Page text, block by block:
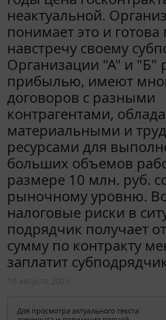
неактуальной.
понимает это и готова
навстречу своему
Организации "А" и "Б"
прибылью, имеют
договоров с разными
контрагентами,
материальными и
ресурсами для
больших объемов
размере 10 млн. руб.
рыночному уровню.
налоговые риски в
подрядчик получает
сумму по контракту
заплатит
Для просмотра актуального текста